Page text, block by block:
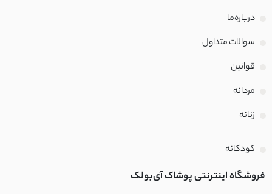
درباره‌ما
سوالات متداول
قوانین
مردانه
زنانه
کودکانه
فروشگاه اینترنتی پوشاک آی‌بولک